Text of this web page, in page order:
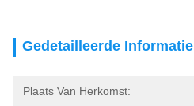
Gedetailleerde Informatie
Plaats Van Herkomst: